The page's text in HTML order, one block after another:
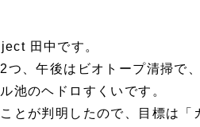
田中です。
、午後はビオトープ清掃で
池のヘドロすくいです。
とが判明したので、目標は